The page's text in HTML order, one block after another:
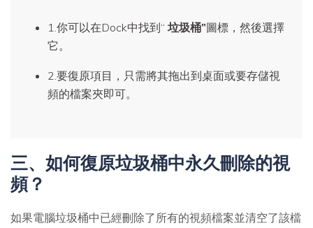
1.你可以在Dock中找到“ 垃圾桶”圖標，然後選擇
它。
2.要復原項目，只需將其拖出到桌面或要存儲視
頻的檔案夾即可。
三、如何復原垃圾桶中永久刪除的視
頻？
如果電腦垃圾桶中已經刪除了所有的視頻檔案並清空了該檔